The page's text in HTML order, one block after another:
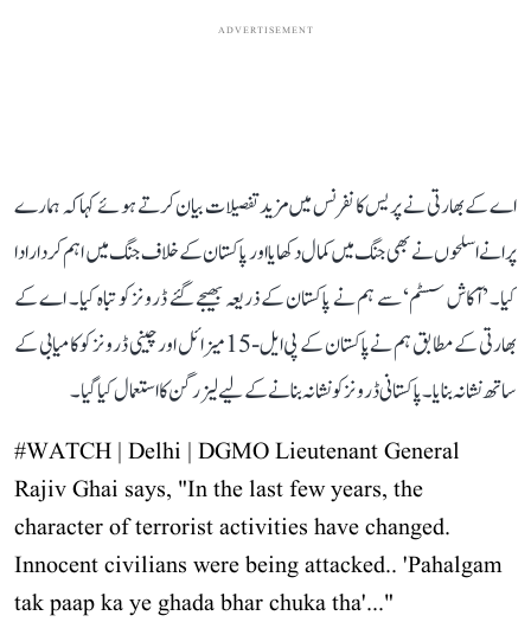
ADVERTISEMENT
اے کے بھارتی نے پریس کانفرنس میں مزید تفصیلات بیان کرتے ہوئے کہا کہ ہمارے
پرانے اسلحوں نے بھی جنگ میں کمال دکھایا اور پاکستان کے خلاف جنگ میں اہم کردار ادا
کیا۔ ’آکاش سسٹم‘ سے ہم نے پاکستان کے ذریعہ بھیجے گئے ڈرونز کو تباہ کیا۔ اے کے
بھارتی کے مطابق ہم نے پاکستان کے پی ایل-15 میزائل اور چینی ڈرونز کو کامیابی کے
ساتھ نشانہ بنایا۔ پاکستانی ڈرونز کو نشانہ بنانے کے لیے لیزر گن کا استعمال کیا گیا۔
#WATCH | Delhi | DGMO Lieutenant General
Rajiv Ghai says, "In the last few years, the
character of terrorist activities have changed.
Innocent civilians were being attacked.. 'Pahalgam
tak paap ka ye ghada bhar chuka tha'..."